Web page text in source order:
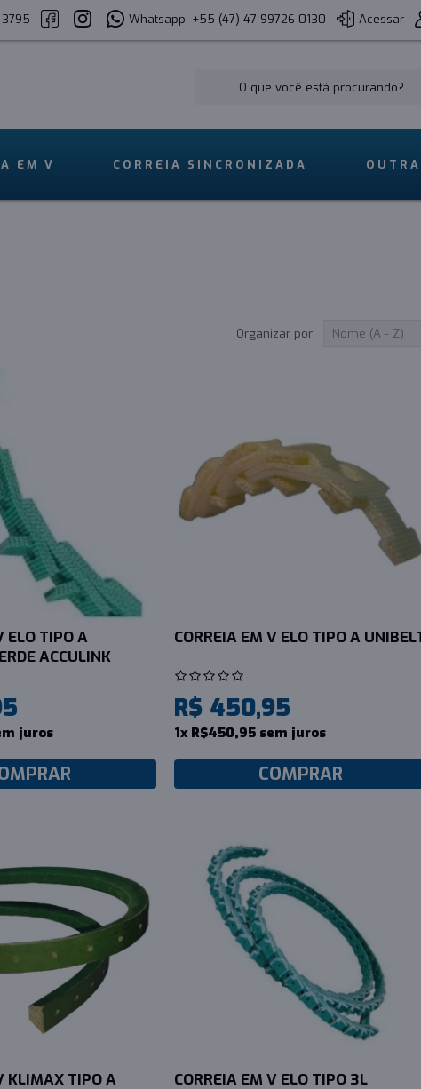
Whatsapp: +55 (47) 47 99726-0130 Acessar
EM V CORREIA SINCRONIZADA
Organizar por:
ELO TIPO A
ACCULINK
juros
CORREIA EM V ELO TIPO A
R$ 450,95
1x R$450,95 sem juros
COMPRAR
KLIMAX TIPO A
CORREIA EM V ELO TIPO 3L